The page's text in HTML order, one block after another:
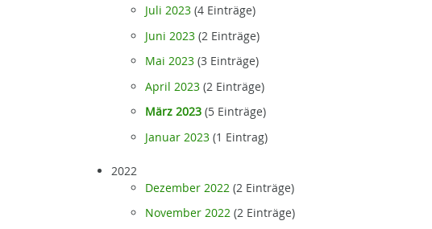
Juli 2023 (4 Einträge)
Juni 2023 (2 Einträge)
Mai 2023 (3 Einträge)
April 2023 (2 Einträge)
März 2023 (5 Einträge)
Januar 2023 (1 Eintrag)
2022
Dezember 2022 (2 Einträge)
November 2022 (2 Einträge)